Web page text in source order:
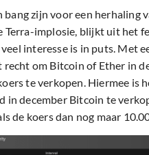
bang zijn voor een herhaling
Terra-implosie, blijkt uit het
interesse is in puts. Met
recht om Bitcoin of Ether in
te verkopen. Hiermee is
in december Bitcoin te
de koers dan nog maar